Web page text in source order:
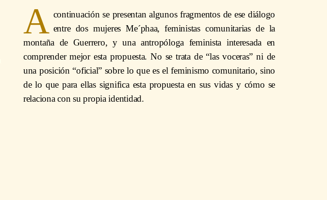
A continuación se presentan algunos fragmentos de ese diálogo
entre dos mujeres Me´phaa, feministas comunitarias de la
montaña de Guerrero, y una antropóloga feminista interesada en
comprender mejor esta propuesta. No se trata de “las voceras” ni de
una posición “oficial” sobre lo que es el feminismo comunitario, sino
de lo que para ellas significa esta propuesta en sus vidas y cómo se
relaciona con su propia identidad.